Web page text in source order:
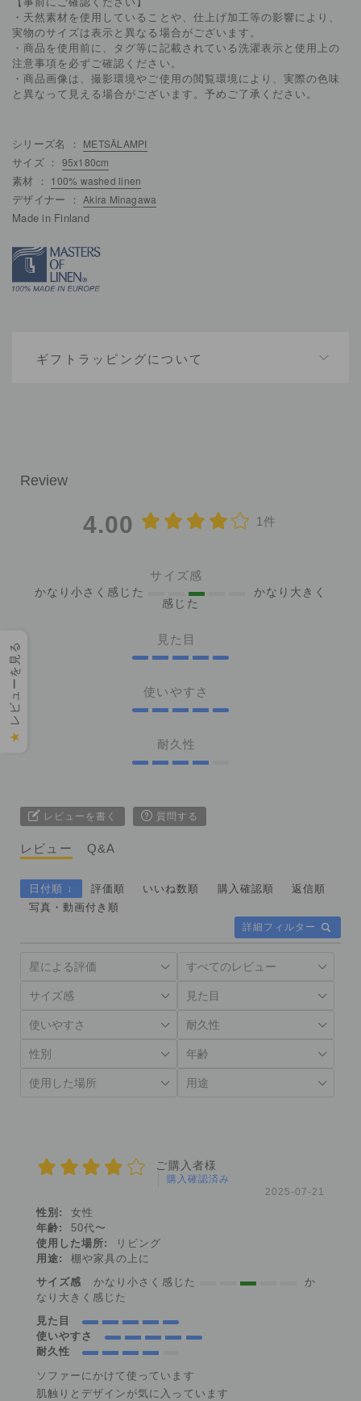
・天然素材を使用していることや、仕上げ加工等の影響により、
実物のサイズは表示と異なる場合がございます。
・商品を使用前に、タグ等に記載されている洗濯表示と使用上の
注意事項を必ずご確認ください。
・商品画像は、撮影環境やご使用の閲覧環境により、実際の色味
と異なって見える場合がございます。予めご了承ください。
シリーズ名 ： METSÄLAMPI
サイズ ： 95x180cm
素材 ： 100% washed linen
デザイナー ：Akira Minagawa
Made in Finland
ギフトラッピングについて
4.00 1件
サイズ感
かなり小さく感じた
かなり大きく
感じた
見た目
使いやすさ
耐久性
レビューを書く 質問する
レビュー Q&A
詳細フィルター
日付順 ↓ 評価順 いいね数順 購入確認順
返信順
写真・動画付き順
ご購入者様
購入確認済み
2025-07-21
性別:
女性
年齢:
50代〜
使用した場所:
リビング
用途:
棚や家具の上に
サイズ感
かなり小さく感じた
か
なり大きく感じた
見た目
使いやすさ
耐久性
ソファーにかけて使っています
肌触りとデザインが気に入っています
★
レビューを見る